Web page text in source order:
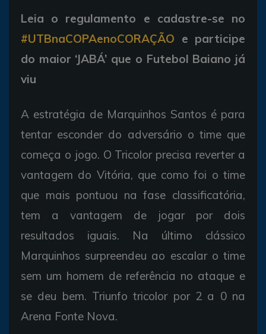
Leia o regulamento e cadastre-se no
#UTBnaCOPAenoCORAÇÃO e participe
do maior ‘JABÁ’ que o Futebol Baiano já
viu
A estratégia de Marquinhos Santos é para
tentar esconder do adversário o time que
começa o jogo. O Tricolor precisa reverter a
vantagem do Vitória, que como foi o time
que mais pontuou na fase classificatória,
tem a vantagem de jogar por dois
resultados iguais. Na último clássico
Marquinhos surpreendeu ao escalar o time
sem um homem de referência no ataque e
se deu bem. Triunfo tricolor por 2 a 0 na
Arena Fonte Nova.